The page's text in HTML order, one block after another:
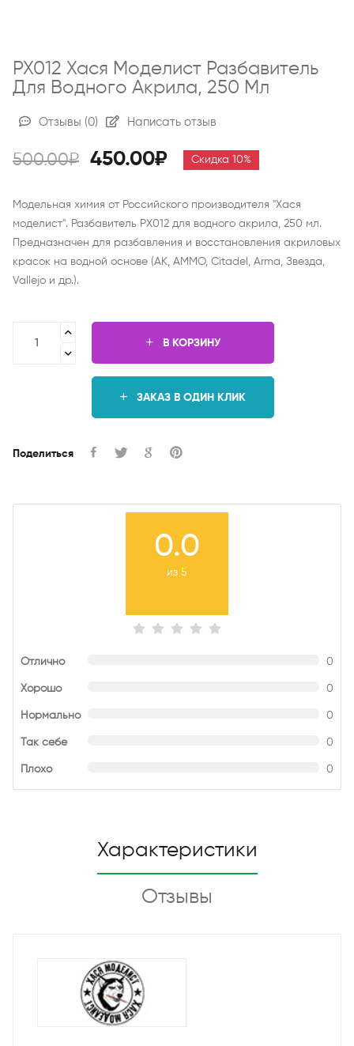
РХ012 Хася Моделист Разбавитель
Для Водного Акрила, 250 Мл
Отзывы (0) Написать отзыв
500.00₽ 450.00₽ Скидка 10%
Модельная химия от Российского производителя "Хася
моделист". Разбавитель РХ012 для водного акрила, 250 мл.
Предназначен для разбавления и восстановления акриловых
красок на водной основе (AK, AMMO, Citadel, Arma, Звезда,
Vallejo и др.).
В КОРЗИНУ
ЗАКАЗ В ОДИН КЛИК
Поделиться
0.0
из 5
Отлично 0
Хорошо 0
Нормально 0
Так себе 0
Плохо 0
Характеристики
Отзывы